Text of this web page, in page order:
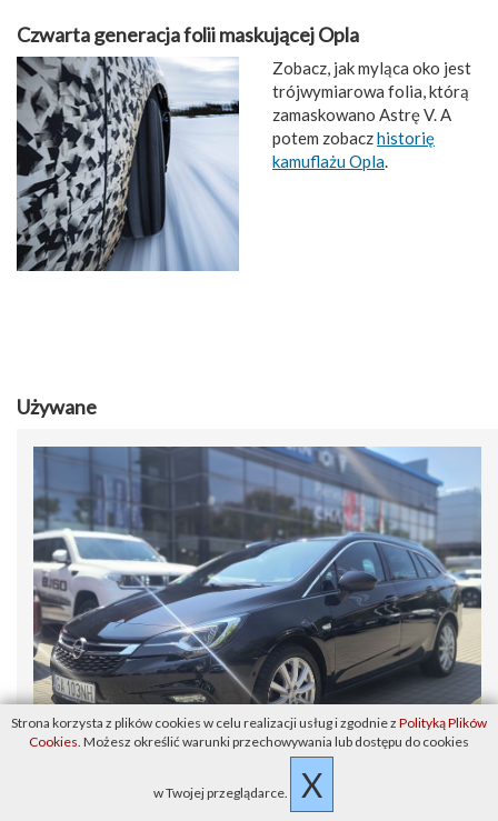
Czwarta generacja folii maskującej Opla
Zobacz, jak myląca oko jest
trójwymiarowa folia, którą
zamaskowano Astrę V. A
potem zobaczhistorię
kamuflażu Opla.
Używane
Strona korzysta z plików cookies w celu realizacji usług i zgodnie z Polityką Plików
Cookies. Możesz określić warunki przechowywania lub dostępu do cookies
w Twojej przeglądarce. X